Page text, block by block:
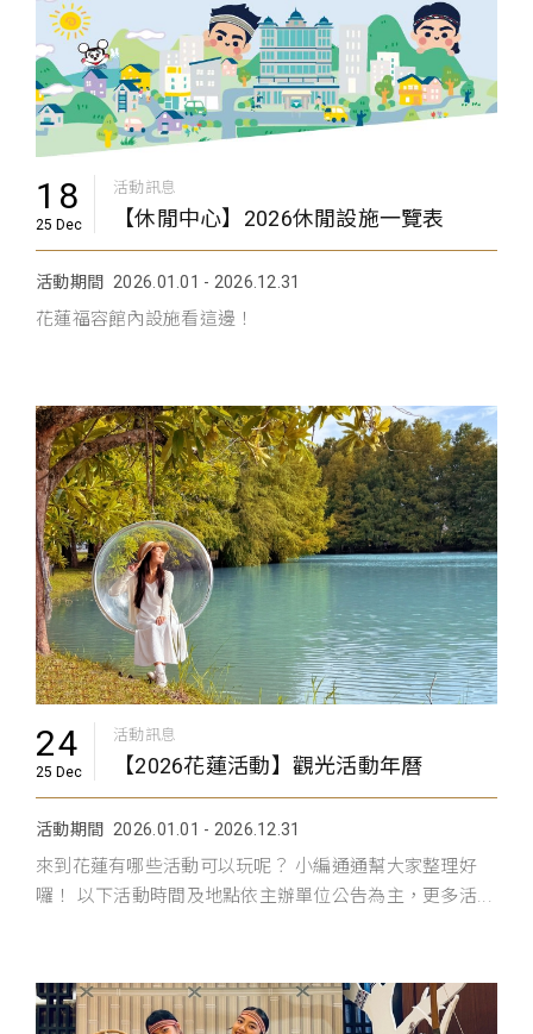
18
25 Dec
活動訊息
【休閒中心】2026休閒設施一覽表
活動期間 2026.01.01 - 2026.12.31
花蓮福容館內設施看這邊！
24
25 Dec
活動訊息
【2026花蓮活動】觀光活動年曆
活動期間 2026.01.01 - 2026.12.31
來到花蓮有哪些活動可以玩呢？ 小編通通幫大家整理好
囉！ 以下活動時間及地點依主辦單位公告為主，更多活...